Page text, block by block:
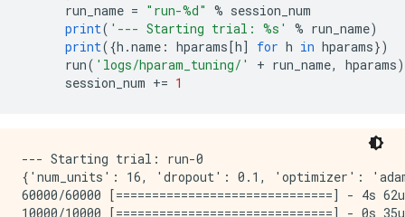
run_name = "run-%d" % session_num
print( '--- Starting trial: %s' % run_name)
print({h .name : hparams[h] for h in hparams})
run( 'logs/hparam_tuning/' + run_name, hparams)
session_num += 1
--- Starting trial: run-0
{'num_units': 16, 'dropout': 0.1, 'optimizer':
60000/60000 [==============================] -
10000/10000 [==============================] -